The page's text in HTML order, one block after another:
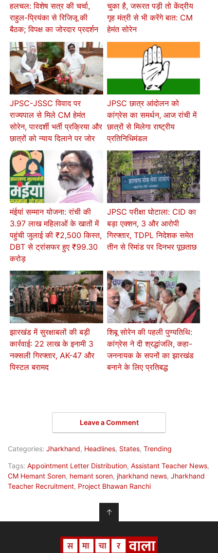
हलचल: विशेष सत्र की चर्चा,
राहुल-प्रियंका से रिजिजू की
बैठक; विपक्ष का जोरदार प्रदर्शन
चुका है, जरूरत पड़ी तो केंद्रीय
गृह मंत्री से भी करेंगे बात: CM
हेमंत सोरेन
JPSC-JSSC विवाद पर
राज्यपाल से मिले CM हेमंत
सोरेन, पारदर्शी भर्ती प्रक्रिया और
छात्रों को न्याय दिलाने पर जोर
JPSC छात्र आंदोलन को
कांग्रेस का समर्थन, आज रांची में
छात्रों से मिलेगा राष्ट्रीय
प्रतिनिधिमंडल
मंईयां सम्मान योजना: रांची की
3.97 लाख महिलाओं के खातों में
पहुंची जुलाई की ₹2,500 किस्त,
DBT से ट्रांसफर हुए ₹99.30
करोड़
JPSC परीक्षा घोटाला: CID का
बड़ा एक्शन, 3 और आरोपी
गिरफ्तार, TDPL निदेशक समेत
तीन से रिमांड पर दिनभर पूछताछ
झारखंड में सुरक्षाबलों की बड़ी
कार्रवाई: 22 लाख के इनामी 3
नक्सली गिरफ्तार, AK-47 और
पिस्टल बरामद
शिबू सोरेन की पहली पुण्यतिथि:
कांग्रेस ने दी श्रद्धांजलि, कहा-
जननायक के सपनों का झारखंड
बनाने के लिए प्रतिबद्ध
Leave a Comment
Categories: Jharkhand, Headlines, States, Trending
Tags: Appointment Letter Distribution, Assistant Teacher News,
CM Hemant Soren, hemant soren, jharkhand news, Jharkhand
Teacher Recruitment, Project Bhawan Ranchi
↑